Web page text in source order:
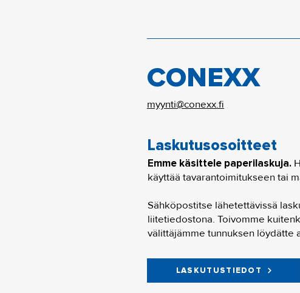
CONEXX
myynti@conexx.fi
Laskutusosoitteet
Emme käsittele paperilaskuja.
käyttää tavarantoimitukseen tai
Sähköpostitse lähetettävissä
liitetiedostona. Toivomme
välittäjämme tunnuksen löydätte
LASKUTUSTIEDOT